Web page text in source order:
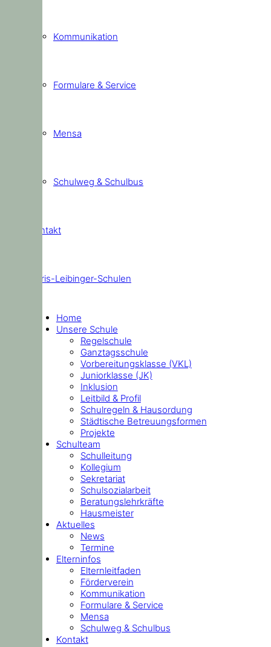
Kommunikation
Formulare & Service
Mensa
Schulweg & Schulbus
Kontakt
Doris-Leibinger-Schulen
Home
Unsere Schule
Regelschule
Ganztagsschule
Vorbereitungsklasse (VKL)
Juniorklasse (JK)
Inklusion
Leitbild & Profil
Schulregeln & Hausordung
Städtische Betreuungsformen
Projekte
Schulteam
Schulleitung
Kollegium
Sekretariat
Schulsozialarbeit
Beratungslehrkräfte
Hausmeister
Aktuelles
News
Termine
Elterninfos
Elternleitfaden
Förderverein
Kommunikation
Formulare & Service
Mensa
Schulweg & Schulbus
Kontakt